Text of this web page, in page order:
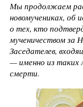
Мы продолжаем
новомучениках, об
о тех, кто
мученичеством за
Заседателев,
— именно из таких
смерти.